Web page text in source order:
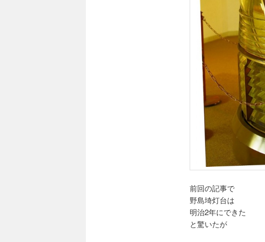
前回の記事で
野島埼灯台は
明治2年にできた
と驚いたが